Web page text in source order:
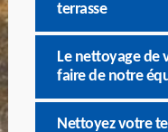
terrasse
Le nettoyage de
faire de notre
Nettoyez votre